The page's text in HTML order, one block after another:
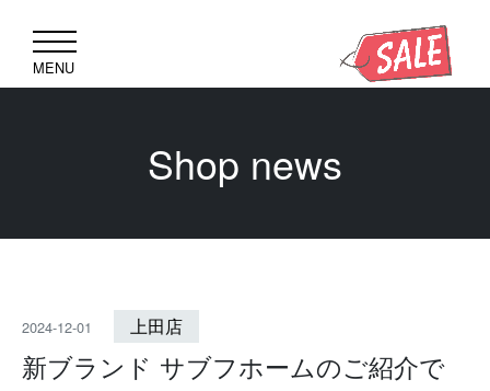
MENU
Shop news
2024-12-01 上田店
新ブランド サブフホームのご紹介で